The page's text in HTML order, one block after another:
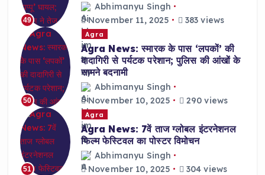
49
Abhimanyu Singh
November 11, 2025
383 views
50
Agra
Agra News: स्मारक के पास ‘लपकों’ की
दादागिरी से पर्यटक परेशान; पुलिस की आंखों के
सामने बदनामी
Abhimanyu Singh
November 10, 2025
290 views
51
Agra
Agra News: 7वें ताज ग्लोबल इंटरनेशनल
फिल्म फेस्टिवल का पोस्टर विमोचन
Abhimanyu Singh
November 10, 2025
304 views